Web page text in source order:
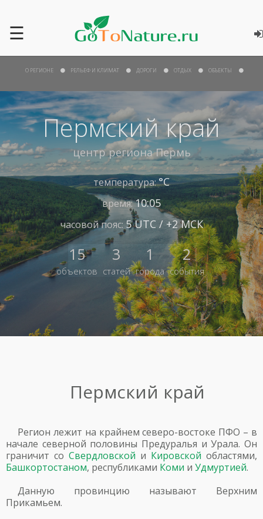
☰
Пермский край
центр регионаПермь
температура:°С
время:10:05
часовой пояс: 5 UTC / +2 МСК
15
объектов
3
статей
1
города
2
события
О РЕГИОНЕ РЕЛЬЕФ И КЛИМАТ ДОРОГИ ОТДЫХ ОБЪЕКТЫ
Пермский край
Регион лежит на крайнем северо-востоке ПФО – в
начале северной половины Предуралья и Урала. Он
граничит со Свердловской и Кировской областями,
Башкортостаном, республиками Коми и Удмуртией.
Данную провинцию называют Верхним
Прикамьем.